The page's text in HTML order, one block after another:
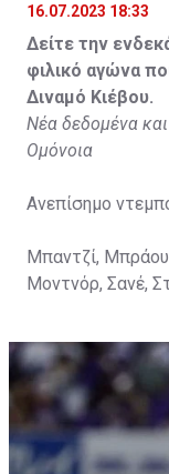
16.07.2023 18:33
Δείτε την
φιλικό αγώνα
Διναμό Κιέβου.
Νέα δεδομένα
Ομόνοια
Ανεπίσημο
Μπαντζί,
Μοντνόρ, Σανέ,